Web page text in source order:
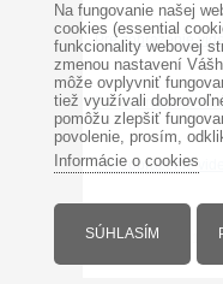
Pre zobrazenie
Pre zobrazenie
Pre zobrazenie
© Copyright 2012
Na fungovanie našej
cookies (essential
funkcionality webovej
zmenou nastavení
môže ovplyvniť
tiež využívali
pomôžu zlepšiť
povolenie, prosím,
Informácie o cookies
SÚHLASÍM